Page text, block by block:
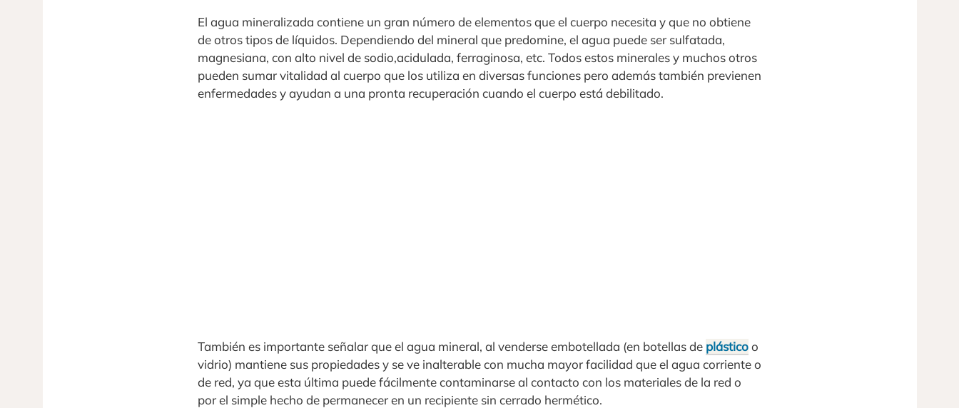
El agua mineralizada contiene un gran número de elementos que el cuerpo necesita y que no obtiene
de otros tipos de líquidos. Dependiendo del mineral que predomine, el agua puede ser sulfatada,
magnesiana, con alto nivel de sodio,acidulada, ferraginosa, etc. Todos estos minerales y muchos otros
pueden sumar vitalidad al cuerpo que los utiliza en diversas funciones pero además también previenen
enfermedades y ayudan a una pronta recuperación cuando el cuerpo está debilitado.
También es importante señalar que el agua mineral, al venderse embotellada (en botellas de plásticoo
vidrio) mantiene sus propiedades y se ve inalterable con mucha mayor facilidad que el agua corriente o
de red, ya que esta última puede fácilmente contaminarse al contacto con los materiales de la red o
por el simple hecho de permanecer en un recipiente sin cerrado hermético.